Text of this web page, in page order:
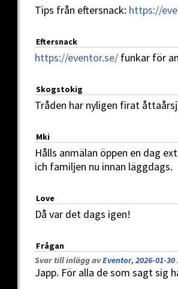
Tips från eftersnack: https://
Eftersnack
https://eventor.se/ funkar för
Skogstokig
Tråden har nyligen firat
Mki
Hålls anmälan öppen en dag
ich familjen nu innan läggdags.
Love
Då var det dags igen!
Frågan
Svar till inlägg avEventor, 2026-01-30
Japp. För alla de som sagt sig